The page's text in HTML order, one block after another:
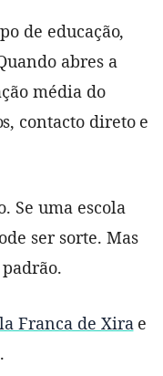
de educação,
abres a
média do
contacto direto e
Se uma escola
ser sorte. Mas
Franca de Xira e